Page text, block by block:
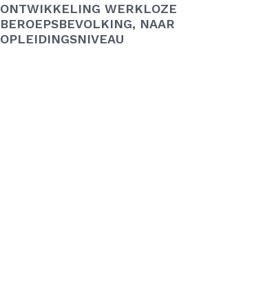
ONTWIKKELING WERKLOZE
BEROEPSBEVOLKING, NAAR
OPLEIDINGSNIVEAU